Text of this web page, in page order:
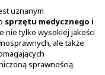
uznanym
sprzętu medycznego i
nie tylko wysokiej jakości
ale także
sprawnością.